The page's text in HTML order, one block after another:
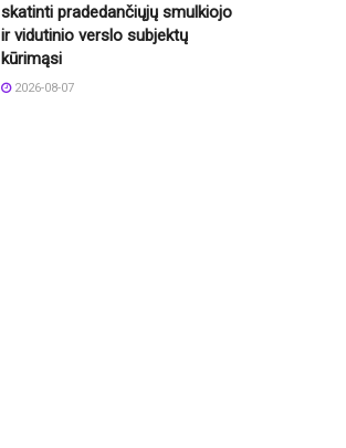
skatinti pradedančiųjų smulkiojo
ir vidutinio verslo subjektų
kūrimąsi
2026-08-07